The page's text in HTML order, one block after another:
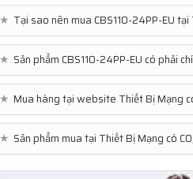
★ Tại sao nên mua CBS110-24PP-EU
★ Sản phẩm CBS110-24PP-EU có phải
★ Mua hàng tại website Thiết Bị Mạng
★ Sản phẩm mua tại Thiết Bị Mạng có